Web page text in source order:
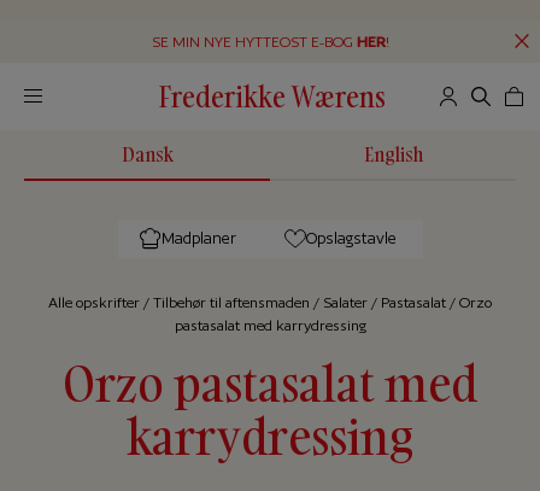
SE MIN NYE HYTTEOST E-BOG HER!
Frederikke Wærens
Dansk English
Madplaner Opslagstavle
Alle op­skrif­ter / Tilbehør til aftensmaden / Salater / Pastasalat / Orzo
pastasalat med karrydressing
Orzo pastasalat med
karrydressing